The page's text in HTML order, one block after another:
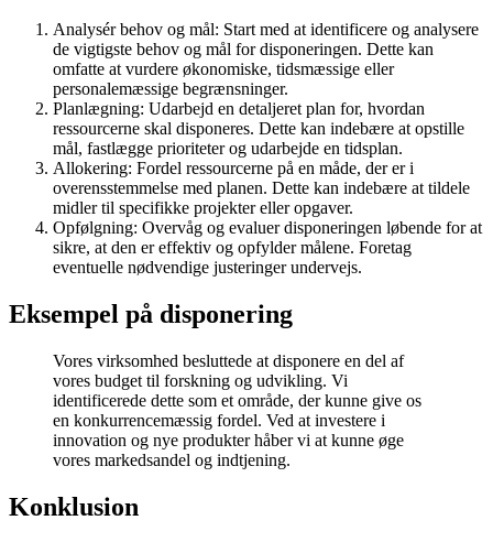
Analysér behov og mål: Start med at identificere og analysere
de vigtigste behov og mål for disponeringen. Dette kan
omfatte at vurdere økonomiske, tidsmæssige eller
personalemæssige begrænsninger.
Planlægning: Udarbejd en detaljeret plan for, hvordan
ressourcerne skal disponeres. Dette kan indebære at opstille
mål, fastlægge prioriteter og udarbejde en tidsplan.
Allokering: Fordel ressourcerne på en måde, der er i
overensstemmelse med planen. Dette kan indebære at tildele
midler til specifikke projekter eller opgaver.
Opfølgning: Overvåg og evaluer disponeringen løbende for at
sikre, at den er effektiv og opfylder målene. Foretag
eventuelle nødvendige justeringer undervejs.
Eksempel på disponering
Vores virksomhed besluttede at disponere en del af
vores budget til forskning og udvikling. Vi
identificerede dette som et område, der kunne give os
en konkurrencemæssig fordel. Ved at investere i
innovation og nye produkter håber vi at kunne øge
vores markedsandel og indtjening.
Konklusion